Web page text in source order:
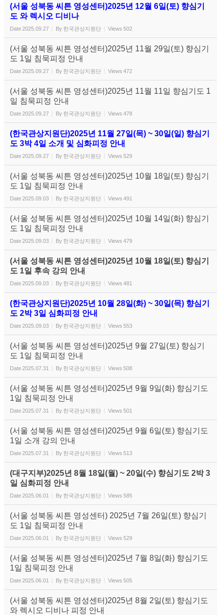
(서울 성북동 씨튼 영성센터)2025년 12월 6일(토) 향심기
도 와 렉시오 디비나
Date2025.09.27 By 한국관상지원단 Views 502
(서울 성북동 씨튼 영성센터)2025년 11월 29일(토) 향심기
도 1일 침묵피정 안내
Date2025.09.27 By 한국관상지원단 Views 472
(서울 성북동 씨튼 영성센터)2025년 11월 11일 향심기도 1
일 침묵피정 안내
Date2025.09.27 By 한국관상지원단 Views 478
(한국관상지원단)2025년 11월 27일(목) ~ 30일(일) 향심기
도 3박 4일 소개 및 심화피정 안내
Date2025.09.27 By 한국관상지원단 Views 529
(서울 성북동 씨튼 영성센터)2025년 10월 18일(토) 향심기
도 1일 침묵피정 안내
Date2025.09.03 By 한국관상지원단 Views 491
(서울 성북동 씨튼 영성센터)2025년 10월 14일(화) 향심기
도 1일 침묵피정 안내
Date2025.09.03 By 한국관상지원단 Views 479
(서울 성북동 씨튼 영성센터)2025년 10월 18일(토) 향심기
도 1일 후속 강의 안내
Date2025.09.03 By 한국관상지원단 Views 481
(한국관상지원단)2025년 10월 28일(화) ~ 30일(목) 향심기
도 2박 3일 심화피정 안내
Date2025.09.03 By 한국관상지원단 Views 553
(서울 성북동 씨튼 영성센터)2025년 9월 27일(토) 향심기
도 1일 침묵피정 안내
Date2025.07.31 By 한국관상지원단 Views 508
(서울 성북동 씨튼 영성센터)2025년 9월 9일(화) 향심기도
1일 침묵피정 안내
Date2025.07.31 By 한국관상지원단 Views 501
(서울 성북동 씨튼 영성센터)2025년 9월 6일(토) 향심기도
1일 소개 강의 안내
Date2025.07.31 By 한국관상지원단 Views 513
(대구지부)2025년 8월 18일(월) ~ 20일(수) 향심기도 2박 3
일 심화피정 안내
Date2025.06.01 By 한국관상지원단 Views 585
(서울 성북동 씨튼 영성센터) 2025년 7월 26일(토) 향심기
도 1일 침묵피정 안내
Date2025.06.01 By 한국관상지원단 Views 529
(서울 성북동 씨튼 영성센터)2025년 7월 8일(화) 향심기도
1일 침묵피정 안내
Date2025.06.01 By 한국관상지원단 Views 505
(서울 성북동 씨튼 영성센터)2025년 8월 2일(토) 향심기도
와 렉시오 디비나 피정 안내